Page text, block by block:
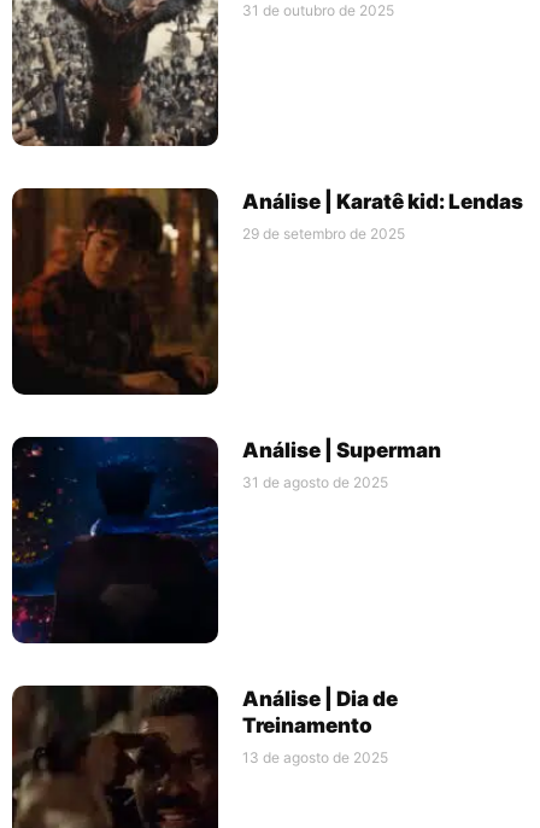
31 de outubro de 2025
Análise | Karatê kid: Lendas
29 de setembro de 2025
Análise | Superman
31 de agosto de 2025
Análise | Dia de
Treinamento
13 de agosto de 2025